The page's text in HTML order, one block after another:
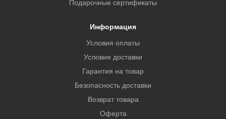
Подарочные сертификаты
Информация
Условия оплаты
Условия доставки
Гарантия на товар
Безопасность доставки
Возврат товара
Оферта